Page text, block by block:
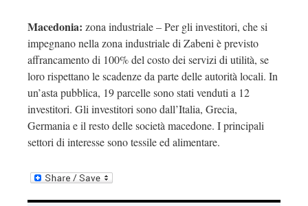
Macedonia: zona industriale – Per gli investitori, che si
impegnano nella zona industriale di Zabeni è previsto
affrancamento di 100% del costo dei servizi di utilità, se
loro rispettano le scadenze da parte delle autorità locali. In
un’asta pubblica, 19 parcelle sono stati venduti a 12
investitori. Gli investitori sono dall’Italia, Grecia,
Germania e il resto delle società macedone. I principali
settori di interesse sono tessile ed alimentare.